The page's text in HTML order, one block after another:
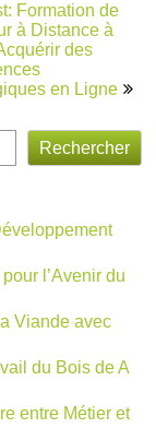
Formation de
à Distance à
des
en Ligne
Rechercher
l’Avenir du
Viande avec
du Bois de A
entre Métier et